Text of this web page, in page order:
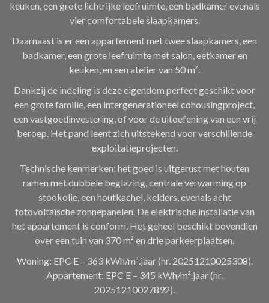
keuken, een grote lichtrijke leefruimte, een badkamer evenals
vier comfortabele slaapkamers.
Daarnaast is er een appartement met twee slaapkamers, een
badkamer, een grote leefruimte met salon, eetkamer en
keuken, en een atelier van 50 m².
Dankzij de indeling is deze eigendom perfect geschikt voor
een grote familie, een intergenerationeel cohousingproject,
een vastgoedinvestering, of voor de uitoefening van een vrij
beroep. Het pand leent zich uitstekend voor verschillende
exploitatieprojecten.
Technische kenmerken: het goed is uitgerust met houten
ramen met dubbele beglazing, centrale verwarming op
stookolie, een houtkachel, kelders, evenals acht
fotovoltaïsche zonnepanelen. De elektrische installatie van
het appartement is conform. Het geheel beschikt bovendien
over een tuin van 370 m² en drie parkeerplaatsen.
Woning: EPC E – 363 kWh/m².jaar (nr. 20251210025308).
Appartement: EPC E – 345 kWh/m².jaar (nr.
20251210027892).